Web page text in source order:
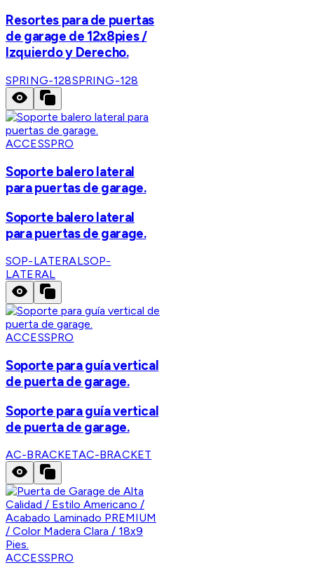
Resortes para de puertas
de garage de 12x8pies /
Izquierdo y Derecho.
SPRING-128SPRING-128
ACCESSPRO
Soporte balero lateral
para puertas de garage.
Soporte balero lateral
para puertas de garage.
SOP-LATERALSOP-
LATERAL
ACCESSPRO
Soporte para guía vertical
de puerta de garage.
Soporte para guía vertical
de puerta de garage.
AC-BRACKETAC-BRACKET
ACCESSPRO